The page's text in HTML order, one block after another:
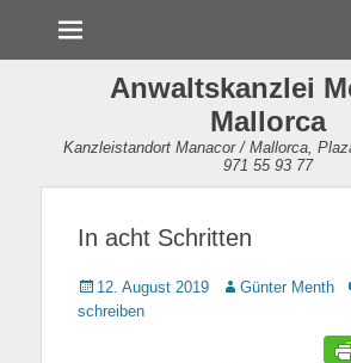
Anwaltskanzlei
Mallorca
Kanzleistandort Manacor / Mallorca,
971 55 93 77
In acht Schritten
Gepostet
am
12. August 2019 AutorGünter Menth
schreiben